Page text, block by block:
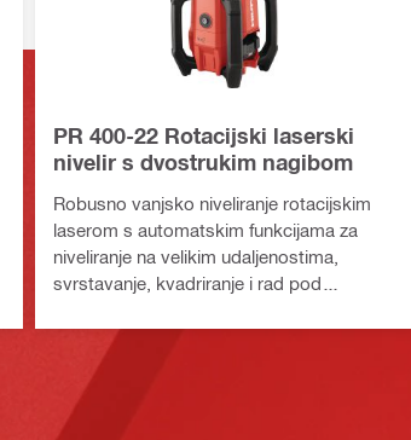
PR 400-22 Rotacijski laserski
nivelir s dvostrukim nagibom
Robusno vanjsko niveliranje rotacijskim
laserom s automatskim funkcijama za
niveliranje na velikim udaljenostima,
svrstavanje, kvadriranje i rad pod
Nuron)